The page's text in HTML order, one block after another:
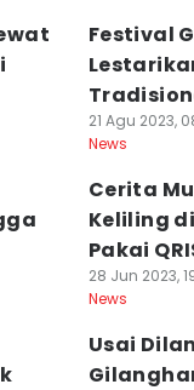
Festival
21 Agu 2023,
News
Cerita
Keliling
Pakai
28 Jun 2023,
News
Usai